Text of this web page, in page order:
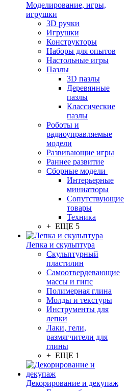
Моделирование, игры,
игрушки
3D ручки
Игрушки
Конструкторы
Наборы для опытов
Настольные игры
Пазлы
3D пазлы
Деревянные
пазлы
Классические
пазлы
Роботы и
радиоуправляемые
модели
Развивающие игры
Раннее развитие
Сборные модели
Интерьерные
миниатюры
Сопутствующие
товары
Техника
+ ЕЩЕ 5
Лепка и скульптура
Скульптурный
пластилин
Самоотвердевающие
массы и гипс
Полимерная глина
Молды и текстуры
Инструменты для
лепки
Лаки, гели,
размягчители для
глины
+ ЕЩЕ 1
Декорирование и декупаж